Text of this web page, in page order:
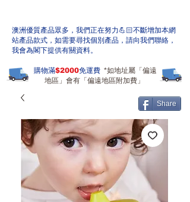
​澳洲優質產品眾多，我們正在努力💪🏻不斷增加本網
站產品款式，如需要尋找個別產品，請向我們聯絡，
我會為閣下提供有關資料。
購物滿$2000免運費 *如地址屬「偏遠
地區」會有「偏遠地區附加費」
Share